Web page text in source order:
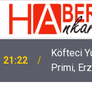
21:22
Köfteci
Primi,
Çekti